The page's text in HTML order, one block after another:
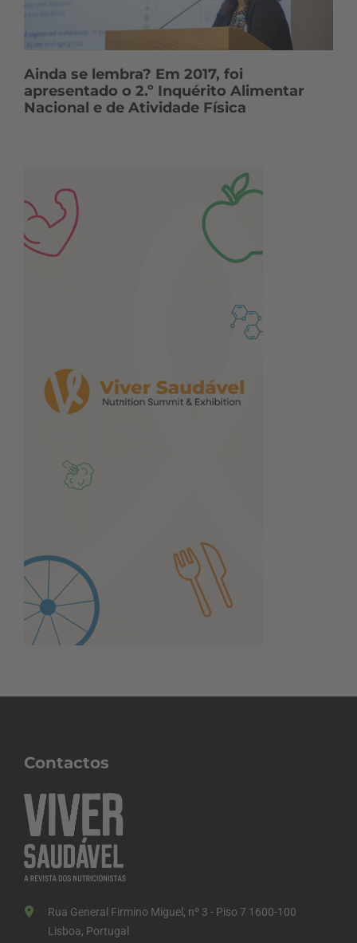
Ainda se lembra? Em 2017, foi
apresentado o 2.º Inquérito Alimentar
Nacional e de Atividade Física
Contactos
Rua General Firmino Miguel, nº 3 - Piso 7 1600-100
Lisboa, Portugal